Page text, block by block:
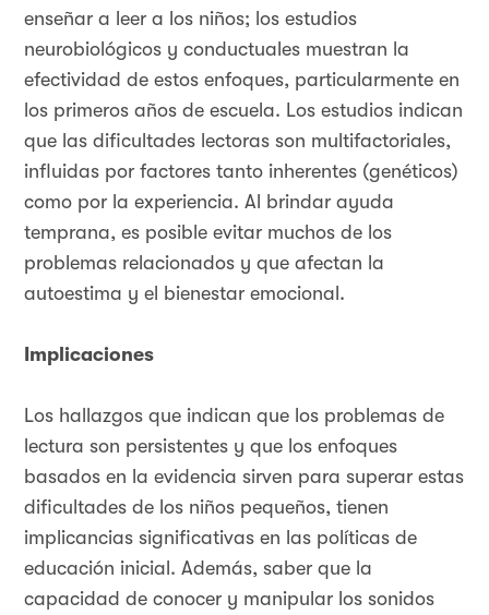
enseñar a leer a los niños; los estudios
neurobiológicos y conductuales muestran la
efectividad de estos enfoques, particularmente en
los primeros años de escuela. Los estudios indican
que las dificultades lectoras son multifactoriales,
influidas por factores tanto inherentes (genéticos)
como por la experiencia. Al brindar ayuda
temprana, es posible evitar muchos de los
problemas relacionados y que afectan la
autoestima y el bienestar emocional.
Implicaciones
Los hallazgos que indican que los problemas de
lectura son persistentes y que los enfoques
basados en la evidencia sirven para superar estas
dificultades de los niños pequeños, tienen
implicancias significativas en las políticas de
educación inicial. Además, saber que la
capacidad de conocer y manipular los sonidos